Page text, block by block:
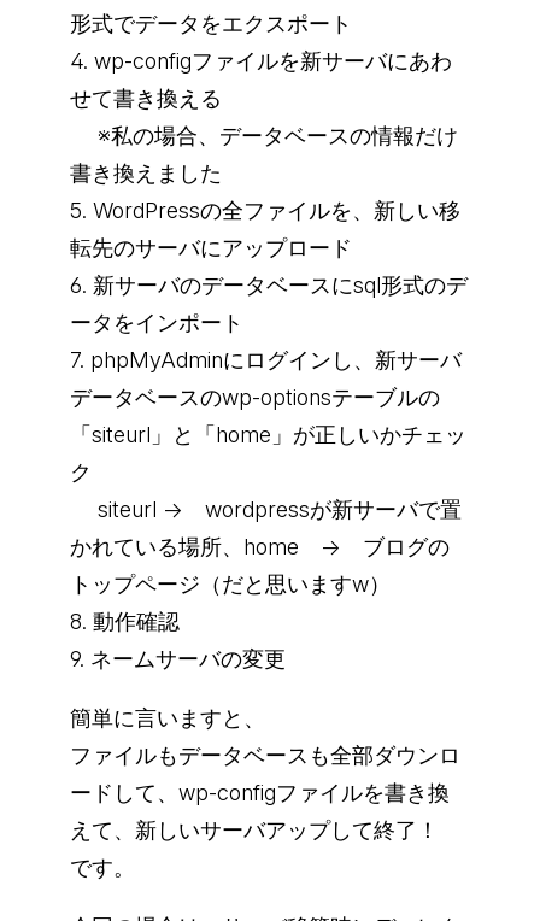
形式でデータをエクスポート
4. wp-configファイルを新サーバにあわ
せて書き換える
※私の場合、データベースの情報だけ
書き換えました
5. WordPressの全ファイルを、新しい移
転先のサーバにアップロード
6. 新サーバのデータベースにsql形式のデ
ータをインポート
7. phpMyAdminにログインし、新サーバ
データベースのwp-optionsテーブルの
「siteurl」と「home」が正しいかチェッ
ク
siteurl → wordpressが新サーバで置
かれている場所、home → ブログの
トップページ（だと思いますw）
8. 動作確認
9. ネームサーバの変更
簡単に言いますと、
ファイルもデータベースも全部ダウンロ
ードして、wp-configファイルを書き換
えて、新しいサーバアップして終了！
です。